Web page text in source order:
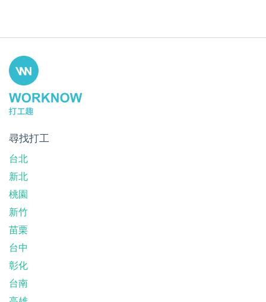
尋找打工
台北
新北
桃園
新竹
苗栗
台中
彰化
台南